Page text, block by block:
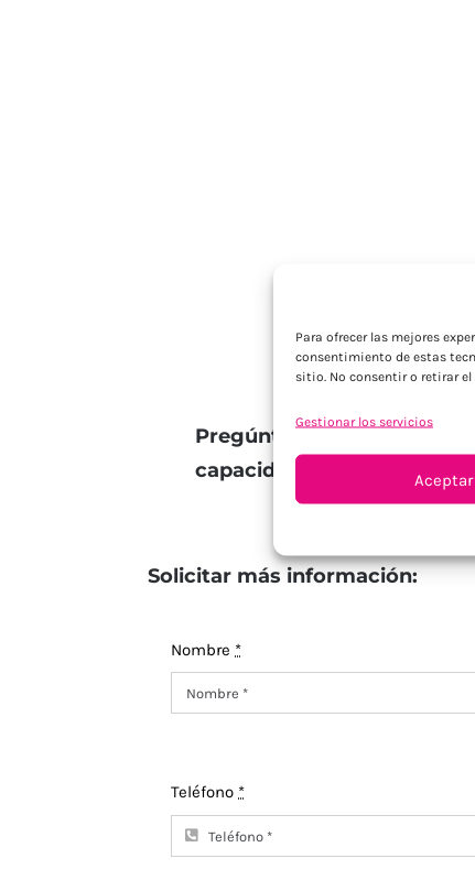
Para ofrecer las mejores
consentimiento de estas
sitio. No consentir o retirar
Gestionar los servicios
Aceptar
Pregúntanos qué otros
capacidades.
Solicitar más información:
Nombre *
Teléfono *